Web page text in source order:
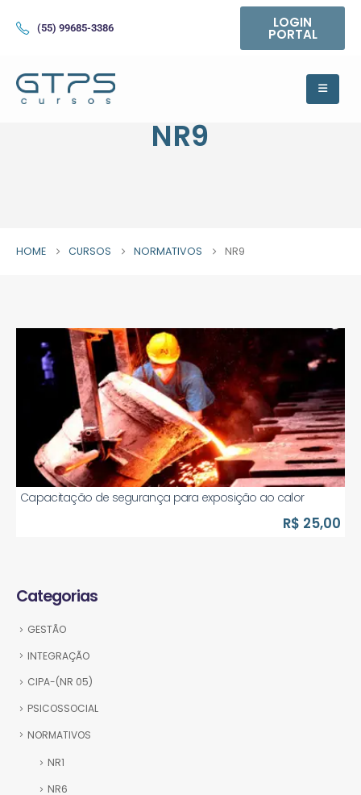
(55) 99685-3386 LOGIN
PORTAL
NR9
HOME CURSOS NORMATIVOS NR9
Capacitação de segurança para exposição ao calor
R$ 25,00
Categorias
GESTÃO
INTEGRAÇÃO
CIPA-(NR 05)
PSICOSSOCIAL
NORMATIVOS
NR1
NR6